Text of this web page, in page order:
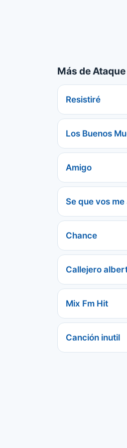
Más de Ataque
Resistiré
Los Buenos
Amigo
Se que vos me
Chance
Callejero
Mix Fm Hit
Canción inutil